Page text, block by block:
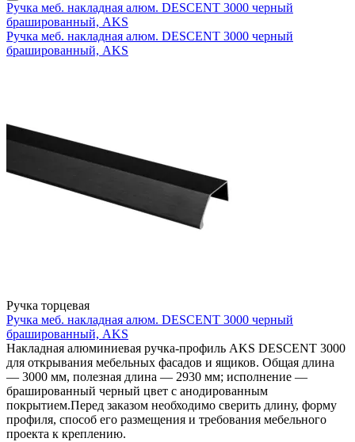
Ручка меб. накладная алюм. DESCENT 3000 черный
брашированный, AKS
Ручка меб. накладная алюм. DESCENT 3000 черный
брашированный, AKS
Ручка торцевая
Ручка меб. накладная алюм. DESCENT 3000 черный
брашированный, AKS
Накладная алюминиевая ручка-профиль AKS DESCENT 3000
для открывания мебельных фасадов и ящиков. Общая длина
— 3000 мм, полезная длина — 2930 мм; исполнение —
брашированный черный цвет с анодированным
покрытием.Перед заказом необходимо сверить длину, форму
профиля, способ его размещения и требования мебельного
проекта к креплению.